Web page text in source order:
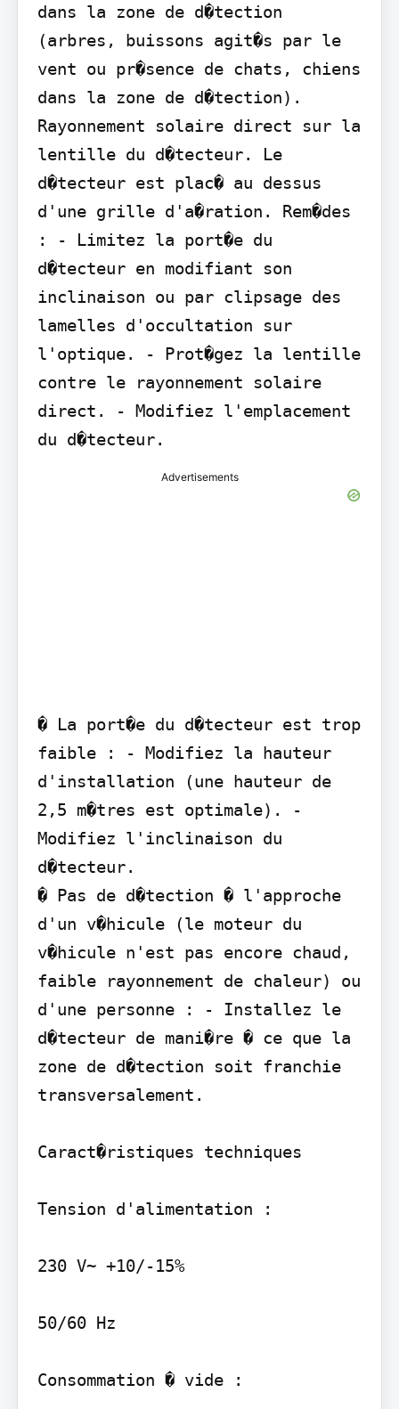
dans la zone de d�tection
(arbres, buissons agit�s par le
vent ou pr�sence de chats, chiens
dans la zone de d�tection).
Rayonnement solaire direct sur la
lentille du d�tecteur. Le
d�tecteur est plac� au dessus
d'une grille d'a�ration. Rem�des
: - Limitez la port�e du
d�tecteur en modifiant son
inclinaison ou par clipsage des
lamelles d'occultation sur
l'optique. - Prot�gez la lentille
contre le rayonnement solaire
direct. - Modifiez l'emplacement
du d�tecteur.
Advertisements
� La port�e du d�tecteur est trop
faible : - Modifiez la hauteur
d'installation (une hauteur de
2,5 m�tres est optimale). -
Modifiez l'inclinaison du
d�tecteur.
� Pas de d�tection � l'approche
d'un v�hicule (le moteur du
v�hicule n'est pas encore chaud,
faible rayonnement de chaleur) ou
d'une personne : - Installez le
d�tecteur de mani�re � ce que la
zone de d�tection soit franchie
transversalement.
Caract�ristiques techniques
Tension d'alimentation :
230 V~ +10/-15%
50/60 Hz
Consommation � vide :